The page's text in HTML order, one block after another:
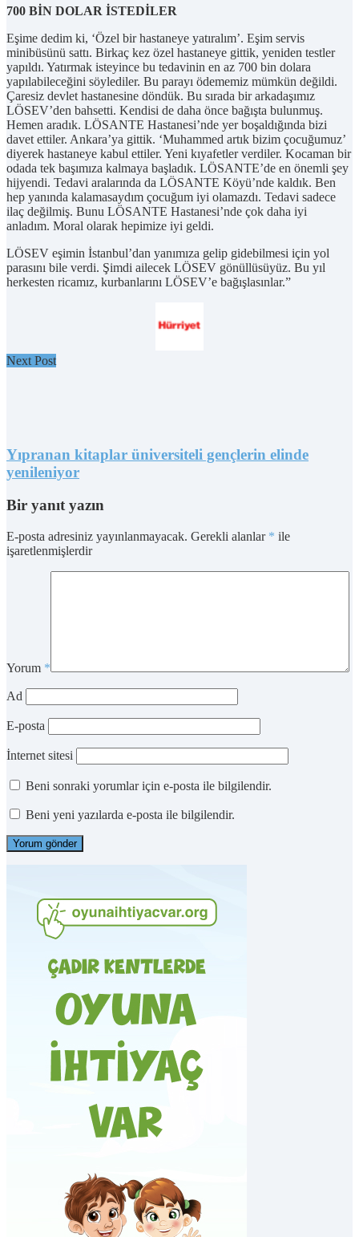
700 BİN DOLAR İSTEDİLER
Eşime dedim ki, ‘Özel bir hastaneye yatıralım’. Eşim servis
minibüsünü sattı. Birkaç kez özel hastaneye gittik, yeniden testler
yapıldı. Yatırmak isteyince bu tedavinin en az 700 bin dolara
yapılabileceğini söylediler. Bu parayı ödememiz mümkün değildi.
Çaresiz devlet hastanesine döndük. Bu sırada bir arkadaşımız
LÖSEV’den bahsetti. Kendisi de daha önce bağışta bulunmuş.
Hemen aradık. LÖSANTE Hastanesi’nde yer boşaldığında bizi
davet ettiler. Ankara’ya gittik. ‘Muhammed artık bizim çocuğumuz’
diyerek hastaneye kabul ettiler. Yeni kıyafetler verdiler. Kocaman bir
odada tek başımıza kalmaya başladık. LÖSANTE’de en önemli şey
hijyendi. Tedavi aralarında da LÖSANTE Köyü’nde kaldık. Ben
hep yanında kalamasaydım çocuğum iyi olamazdı. Tedavi sadece
ilaç değilmiş. Bunu LÖSANTE Hastanesi’nde çok daha iyi
anladım. Moral olarak hepimize iyi geldi.
LÖSEV eşimin İstanbul’dan yanımıza gelip gidebilmesi için yol
parasını bile verdi. Şimdi ailecek LÖSEV gönüllüsüyüz. Bu yıl
herkesten ricamız, kurbanlarını LÖSEV’e bağışlasınlar.”
Next Post
Yıpranan kitaplar üniversiteli gençlerin elinde
yenileniyor
Bir yanıt yazın
E-posta adresiniz yayınlanmayacak. Gerekli alanlar * ile
işaretlenmişlerdir
Yorum *
Ad
E-posta
İnternet sitesi
Beni sonraki yorumlar için e-posta ile bilgilendir.
Beni yeni yazılarda e-posta ile bilgilendir.